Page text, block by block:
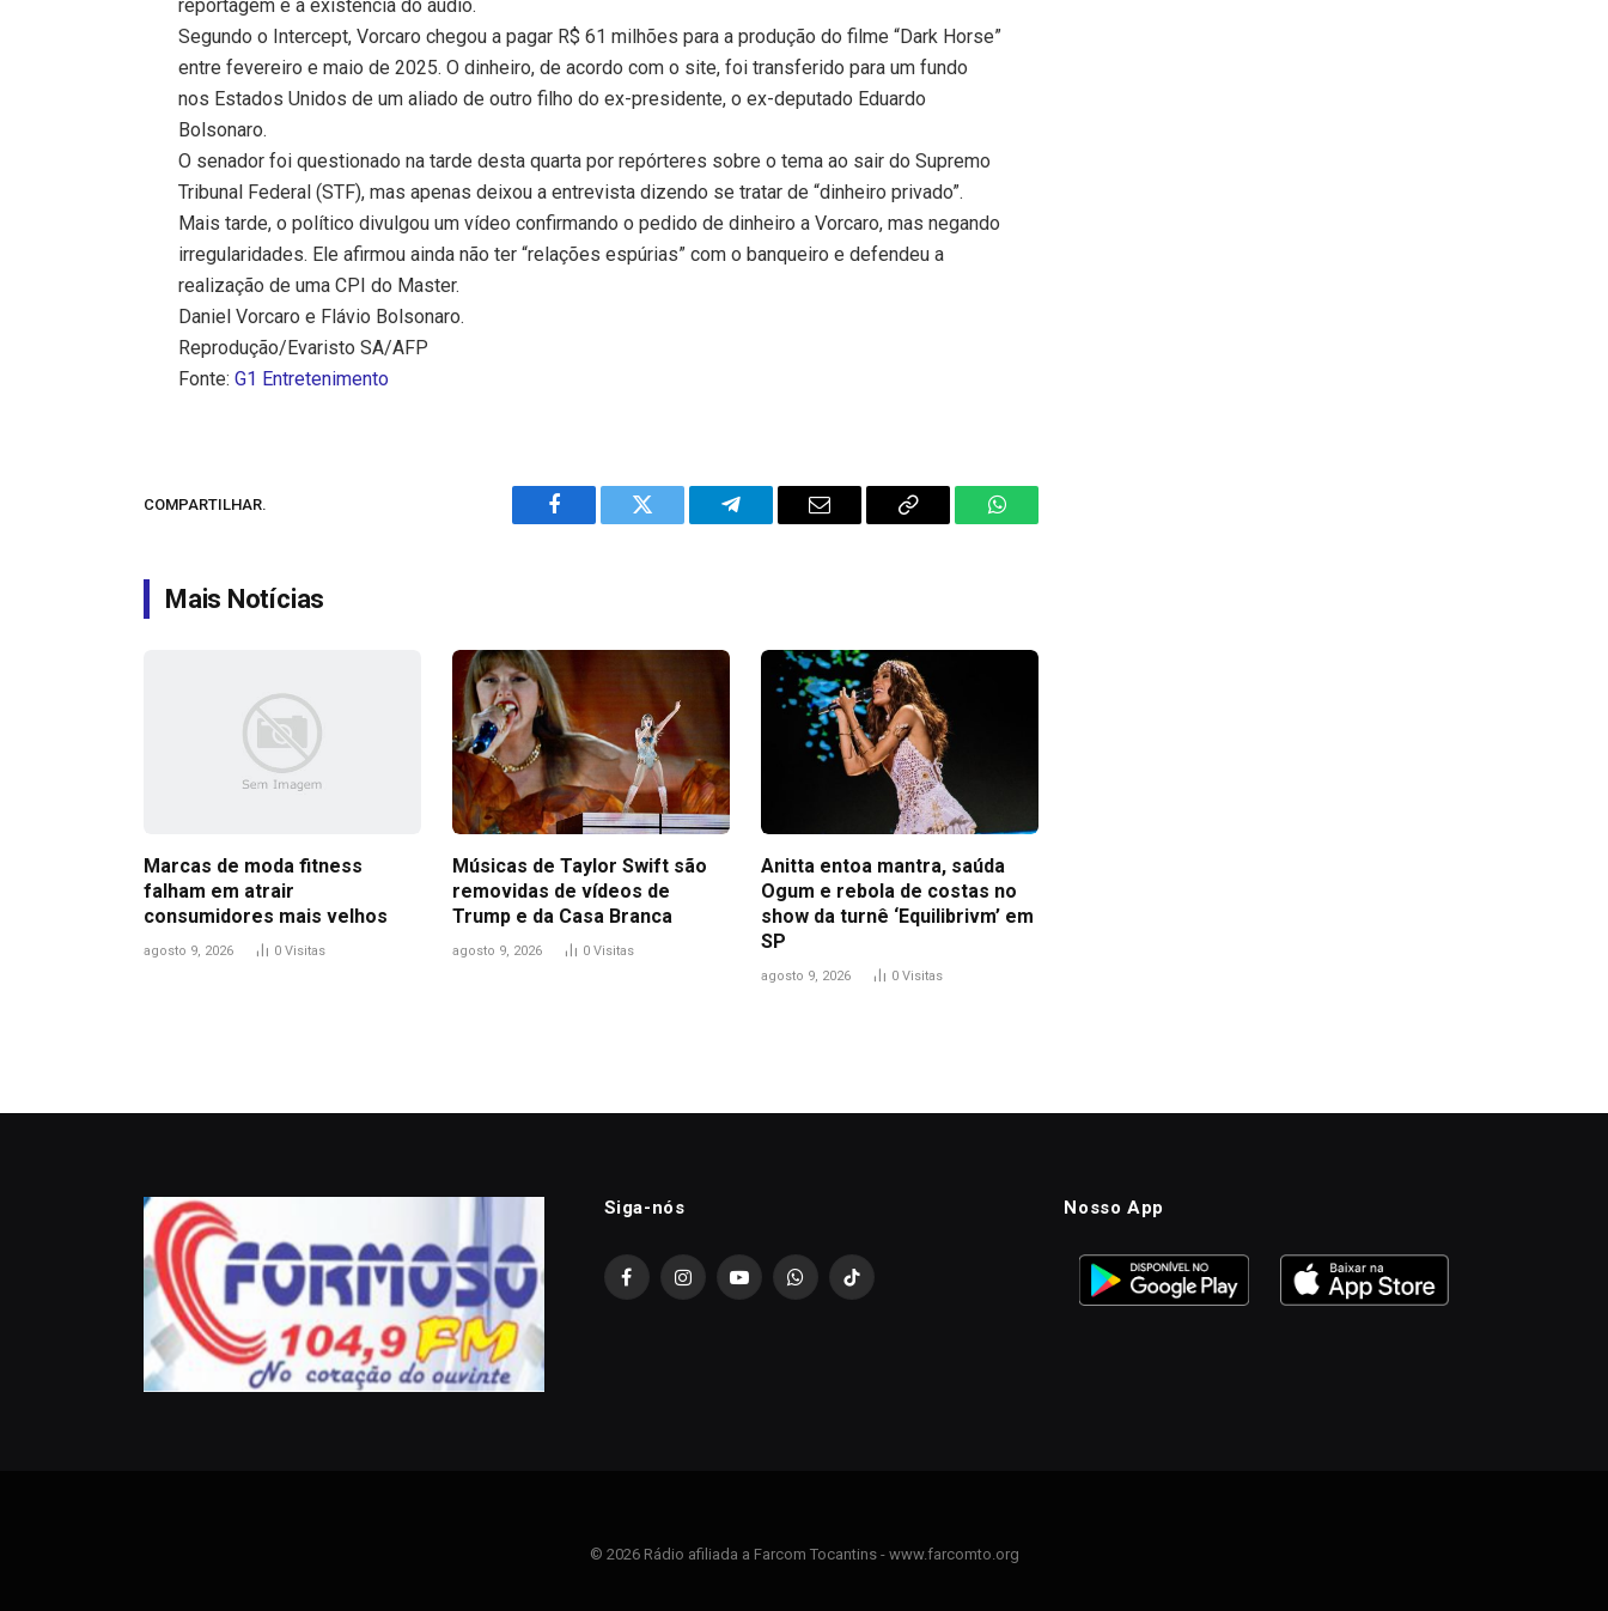
reportagem e a existência do áudio.
Segundo o Intercept, Vorcaro chegou a pagar R$ 61 milhões para a produção do filme “Dark Horse”
entre fevereiro e maio de 2025. O dinheiro, de acordo com o site, foi transferido para um fundo
nos Estados Unidos de um aliado de outro filho do ex-presidente, o ex-deputado Eduardo
Bolsonaro.
O senador foi questionado na tarde desta quarta por repórteres sobre o tema ao sair do Supremo
Tribunal Federal (STF), mas apenas deixou a entrevista dizendo se tratar de “dinheiro privado”.
Mais tarde, o político divulgou um vídeo confirmando o pedido de dinheiro a Vorcaro, mas negando
irregularidades. Ele afirmou ainda não ter “relações espúrias” com o banqueiro e defendeu a
realização de uma CPI do Master.
Daniel Vorcaro e Flávio Bolsonaro.
Reprodução/Evaristo SA/AFP
Fonte:G1 Entretenimento
COMPARTILHAR.
Facebook Twitter Telegram Email
Copy
WhatsApp
Mais Notícias
Marcas de moda fitness
falham em atrair
consumidores mais velhos
agosto 9, 2026 0 Visitas
Músicas de Taylor Swift são
removidas de vídeos de
Trump e da Casa Branca
agosto 9, 2026 0 Visitas
Anitta entoa mantra, saúda
Ogum e rebola de costas no
show da turnê ‘Equilibrivm’ em
SP
agosto 9, 2026 0 Visitas
Siga-nós
FacebookInstagramYouTubeWhatsAppTikTok
Nosso App
© 2026 Rádio afiliada a Farcom Tocantins - www.farcomto.org